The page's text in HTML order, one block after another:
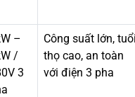
–
/
3
Công suất lớn, tuổi
thọ cao, an toàn
với điện 3 pha